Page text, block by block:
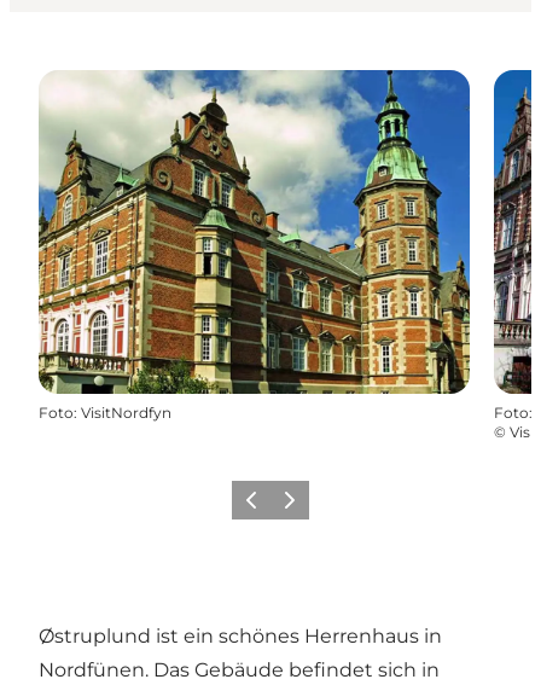
Foto: VisitNordfyn Foto:
©
ZurückWeiter
Østruplund ist ein schönes Herrenhaus in
Nordfünen. Das Gebäude befindet sich in